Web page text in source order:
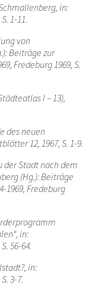
in:
1-11.
von
Beiträge zur
Fredeburg 1969, S.
I – 13),
des neuen
12, 1967, S. 1-9.
der Stadt nach dem
(Hg.): Beiträge
1969, Fredeburg
in:
56-64.
in:
3-7.